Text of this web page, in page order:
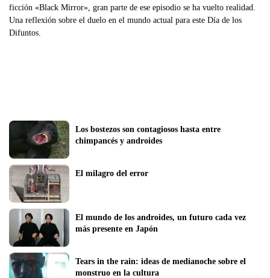
ficción «Black Mirror», gran parte de ese episodio se ha vuelto realidad.
Una reflexión sobre el duelo en el mundo actual para este Día de los
Difuntos.
Los bostezos son contagiosos hasta entre
chimpancés y androides
El milagro del error
El mundo de los androides, un futuro cada vez
más presente en Japón
Tears in the rain: ideas de medianoche sobre el
monstruo en la cultura